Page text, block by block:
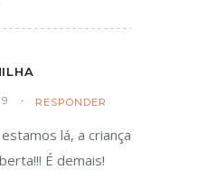
RESPONDER
lá, a criança
É demais!